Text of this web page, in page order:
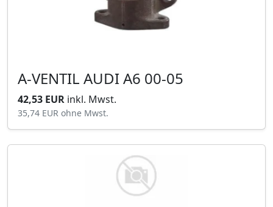
A-VENTIL AUDI A6 00-05
42,53 EUR inkl. Mwst.
35,74 EUR ohne Mwst.